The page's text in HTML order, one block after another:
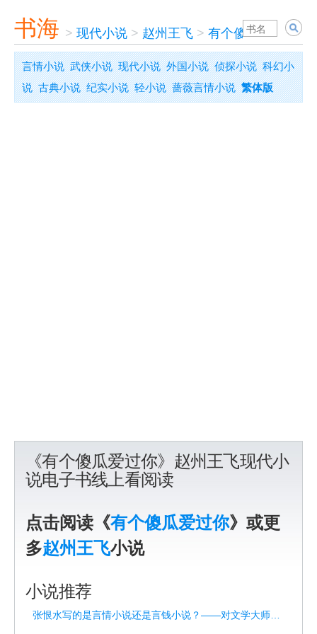
书海 > 现代小说 > 赵州王飞 > 有个傻瓜爱过你
言情小说 武侠小说 现代小说 外国小说 侦探小说 科幻小
说 古典小说 纪实小说 轻小说 蔷薇言情小说 繁体版
《有个傻瓜爱过你》赵州王飞现代小
说电子书线上看阅读
点击阅读《有个傻瓜爱过你》或更
多赵州王飞小说
小说推荐